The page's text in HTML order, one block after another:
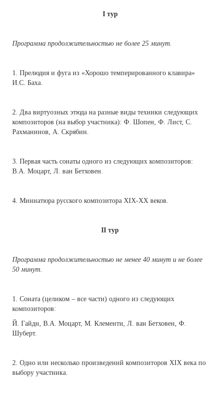
I тур
Программа продолжительностью не более 25 минут.
1. Прелюдия и фуга из «Хорошо темперированного клавира»
И.С. Баха.
2. Два виртуозных этюда на разные виды техники следующих
композиторов (на выбор участника): Ф. Шопен, Ф. Лист, С.
Рахманинов, А. Скрябин.
3. Первая часть сонаты одного из следующих композиторов:
В.А. Моцарт, Л. ван Бетховен.
4. Миниатюра русского композитора XIX-XX веков.
II тур
Программа продолжительностью не менее 40 минут и не более
50 минут.
1. Соната (целиком – все части) одного из следующих
композиторов:
Й. Гайдн, В.А. Моцарт, М. Клементи, Л. ван Бетховен, Ф.
Шуберт.
2. Одно или несколько произведений композиторов ХIХ века по
выбору участника.